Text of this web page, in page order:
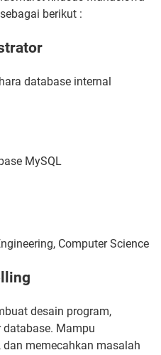
berikut :
database internal
MySQL
Computer Science
desain program,
Mampu
memecahkan masalah